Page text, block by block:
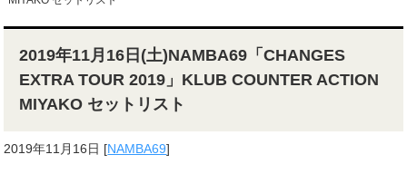
2019年11月16日(土)NAMBA69「CHANGES
EXTRA TOUR 2019」KLUB COUNTER ACTION
MIYAKO セットリスト
2019年11月16日 [NAMBA69]